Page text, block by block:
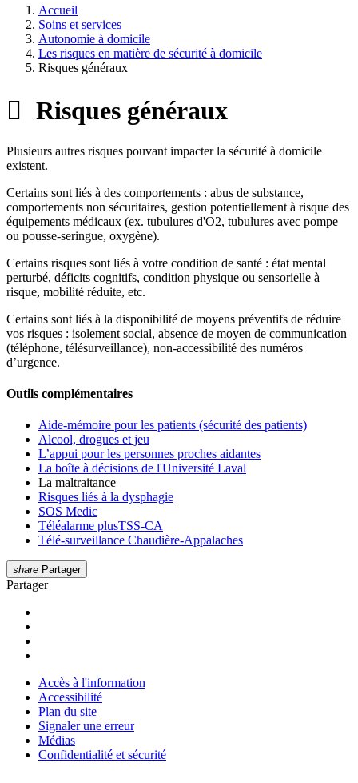
Accueil
Soins et services
Autonomie à domicile
Les risques en matière de sécurité à domicile
Risques généraux
Risques généraux
Plusieurs autres risques pouvant impacter la sécurité à domicile
existent.
Certains sont liés à des comportements : abus de substance,
comportements non sécuritaires, gestion potentiellement à risque des
équipements médicaux (ex. tubulures d'O2, tubulures avec pompe
ou pousse-seringue, oxygène).
Certains risques sont liés à votre condition de santé : état mental
perturbé, déficits cognitifs, condition physique ou sensorielle à
risque, mobilité réduite, etc.
Certains sont liés à la disponibilité de moyens préventifs de réduire
vos risques : isolement social, absence de moyen de communication
(téléphone, télésurveillance), non-accessibilité des numéros
d’urgence.
Outils complémentaires
Aide-mémoire pour les patients (sécurité des patients)
Alcool, drogues et jeu
L’appui pour les personnes proches aidantes
La boîte à décisions de l'Université Laval
La maltraitance
Risques liés à la dysphagie
SOS Medic
Téléalarme plusTSS-CA
Télé-surveillance Chaudière-Appalaches
share Partager
Partager
Accès à l'information
Accessibilité
Plan du site
Signaler une erreur
Médias
Confidentialité et sécurité